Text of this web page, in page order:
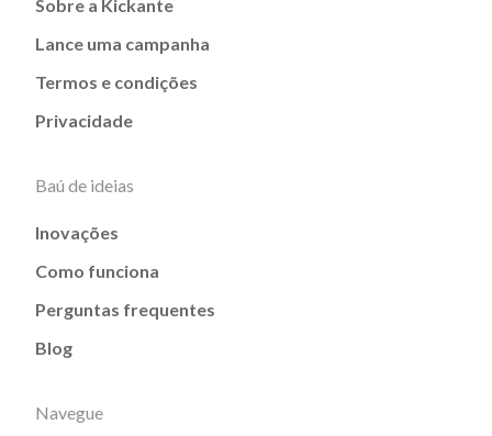
Sobre a Kickante
Lance uma campanha
Termos e condições
Privacidade
Baú de ideias
Inovações
Como funciona
Perguntas frequentes
Blog
Navegue